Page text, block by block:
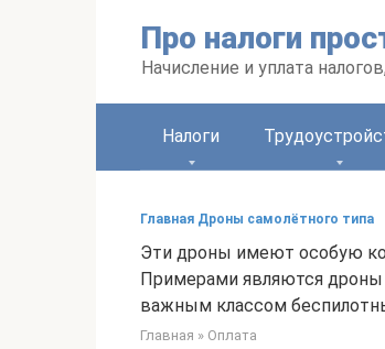
Про налоги
Начисление и уплата
Налоги
Главная Дроны самолётного типа
Эти дроны имеют особую
Примерами являются дроны
важным классом
Главная » Оплата